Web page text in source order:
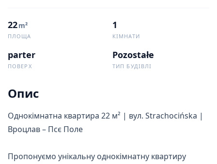
22m²
ПЛОЩА
1
КІМНАТИ
parter
ПОВЕРХ
Pozostałe
ТИП БУДІВЛІ
Опис
Однокімнатна квартира 22 м² | вул. Strachocińska |
Вроцлав – Псє Поле
Пропонуємо унікальну однокімнатну квартиру